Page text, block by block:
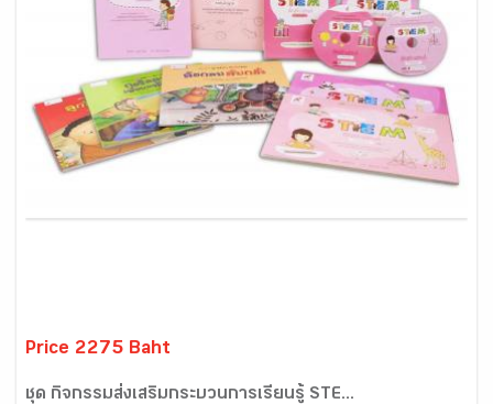
Price 2275 Baht
ชุด กิจกรรมส่งเสริมกระบวนการเรียนรู้ STE...